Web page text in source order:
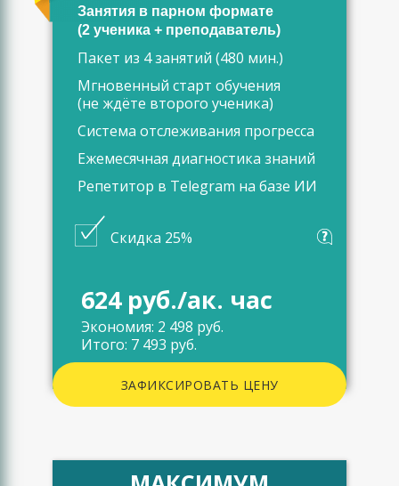
Занятия в парном формате
(2 ученика + преподаватель)
Пакет из 4 занятий (480 мин.)
Мгновенный старт обучения
(не ждёте второго ученика)
Система отслеживания прогресса
Ежемесячная диагностика знаний
Репетитор в Telegram на базе ИИ
Скидка 25%
624 руб./ак. час
Экономия: 2 498 руб.
Итого: 7 493 руб.
ЗАФИКСИРОВАТЬ ЦЕНУ